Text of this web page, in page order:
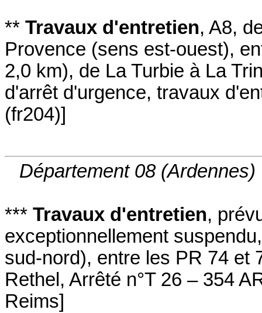
** Travaux d'entretien, A8,
Provence (sens est-ouest),
2,0 km), de La Turbie à La
d'arrêt d'urgence, travaux
(fr204)]
Département 08 (Ardennes)
*** Travaux d'entretien,
exceptionnellement suspendu
sud-nord), entre les PR 74 et
Rethel , Arrêté n°T 26 – 354
Reims]